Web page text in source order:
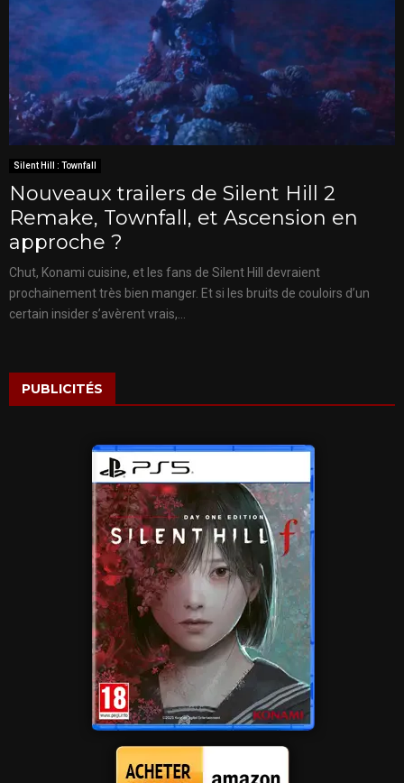
Silent Hill : Townfall
Nouveaux trailers de Silent Hill 2
Remake, Townfall, et Ascension en
approche ?
Chut, Konami cuisine, et les fans de Silent Hill devraient
prochainement très bien manger. Et si les bruits de couloirs d’un
certain insider s’avèrent vrais,...
PUBLICITÉS